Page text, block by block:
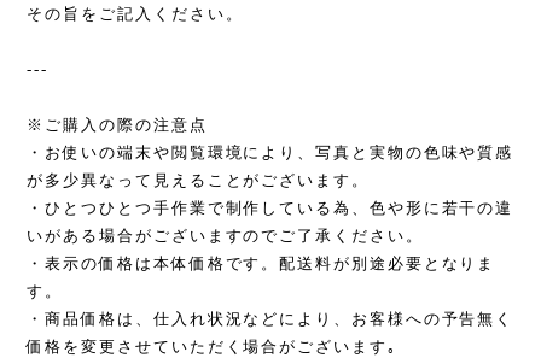
その旨をご記入ください。
---
※ご購入の際の注意点
・お使いの端末や閲覧環境により、写真と実物の色味や質感
が多少異なって見えることがございます。
・ひとつひとつ手作業で制作している為、色や形に若干の違
いがある場合がございますのでご了承ください。
・表示の価格は本体価格です。配送料が別途必要となりま
す。
・商品価格は、仕入れ状況などにより、お客様への予告無く
価格を変更させていただく場合がございます｡